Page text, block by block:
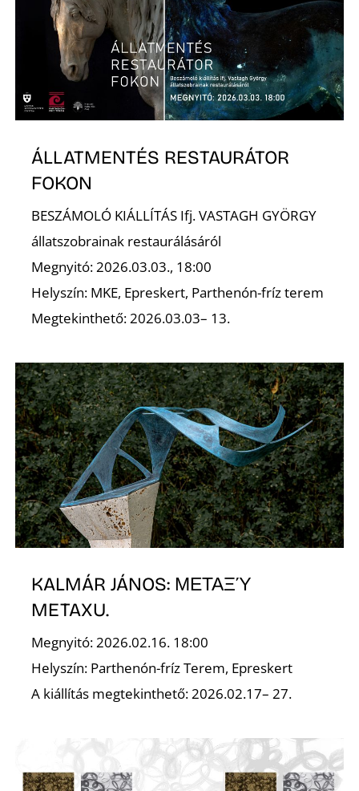
ÁLLATMENTÉS RESTAURÁTOR
FOKON
BESZÁMOLÓ KIÁLLÍTÁS Ifj. VASTAGH GYÖRGY
állatszobrainak restaurálásáról
Megnyitó: 2026.03.03., 18:00
Helyszín: MKE, Epreskert, Parthenón-fríz terem
Megtekinthető: 2026.03.03– 13.
KALMÁR JÁNOS: ΜΕΤΑΞΎ
METAXU.
Megnyitó: 2026.02.16. 18:00
Helyszín: Parthenón-fríz Terem, Epreskert
A kiállítás megtekinthető: 2026.02.17– 27.